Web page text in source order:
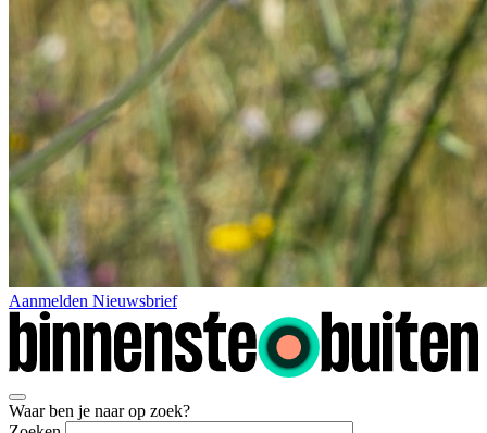
Aanmelden Nieuwsbrief
Waar ben je naar op zoek?